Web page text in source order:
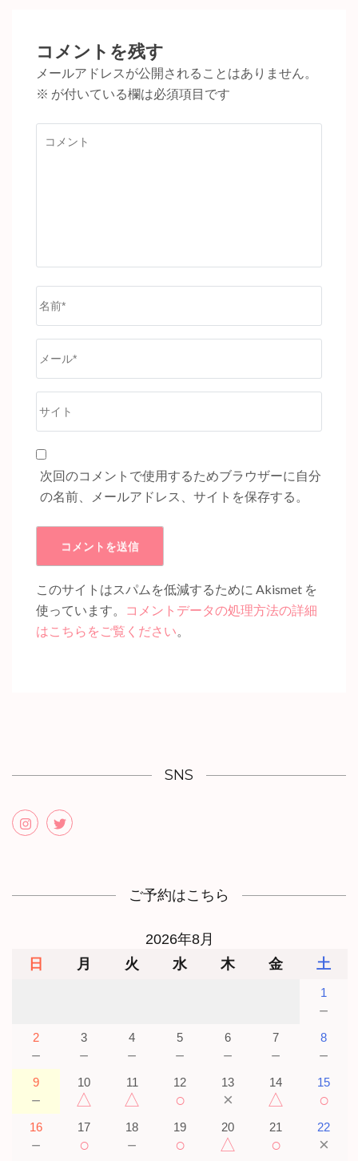
コメントを残す
メールアドレスが公開されることはありません。
※ が付いている欄は必須項目です
前
*
ー
ル
*
イ
次回のコメントで使用するためブラウザーに自分
の名前、メールアドレス、サイトを保存する。
このサイトはスパムを低減するために Akismet を
使っています。
コメントデータの処理方法の詳細
はこちらをご覧ください
SNS
ご予約はこちら
2026年8月
日 月 火 水 木 金 土
1
－
2
－
3
－
4
－
5
－
6
－
7
－
8
－
9
－
10
△
11
△
12
○
13
×
14
△
15
○
16
－
17
○
18
－
19
○
20
△
21
○
22
×